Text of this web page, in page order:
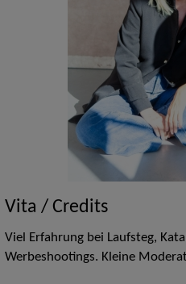
Vita / Credits
Viel Erfahrung bei Laufsteg,
Werbeshootings. Kleine